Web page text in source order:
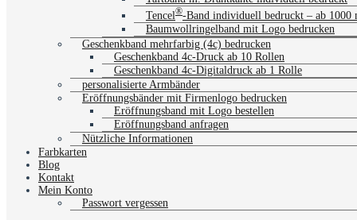
Tencel®-Band individuell bedruckt – ab 1000
Baumwollringelband mit Logo bedrucken
Geschenkband mehrfarbig (4c) bedrucken
Geschenkband 4c-Druck ab 10 Rollen
Geschenkband 4c-Digitaldruck ab 1 Rolle
personalisierte Armbänder
Eröffnungsbänder mit Firmenlogo bedrucken
Eröffnungsband mit Logo bestellen
Eröffnungsband anfragen
Nützliche Informationen
Farbkarten
Blog
Kontakt
Mein Konto
Passwort vergessen